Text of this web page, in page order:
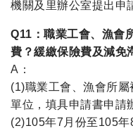
機關及里辦公室提出申
Q11：職業工會、漁會
費？緩繳保險費及減免
A：
(1)職業工會、漁會所
單位，填具申請書申請
(2)105年7月份至105